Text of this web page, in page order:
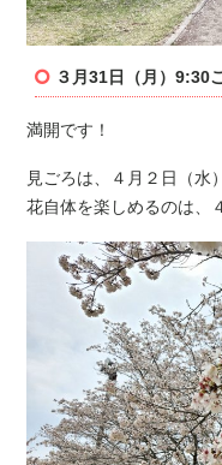
３月31日（月）9:30
満開です！
見ごろは、４月２日（水
花自体を楽しめるのは、